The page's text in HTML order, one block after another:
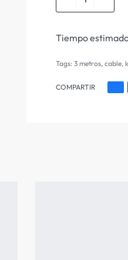
Tiempo
Tags: 3 metros, cable,
COMPARTIR